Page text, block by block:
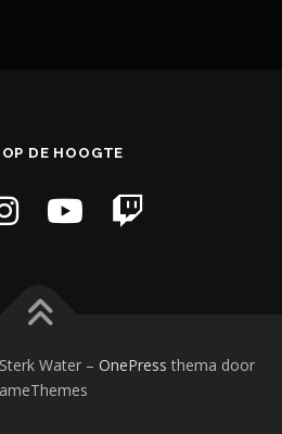
DE HOOGTE
Water – OnePress thema door